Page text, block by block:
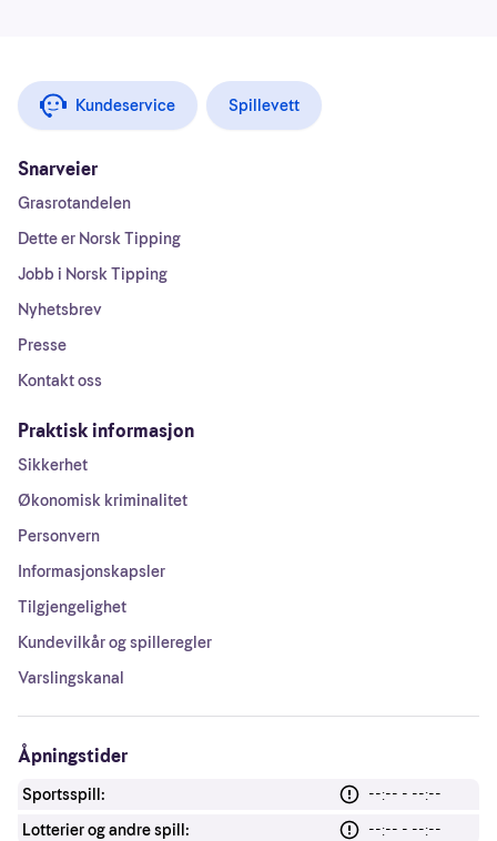
Kundeservice Spillevett
Snarveier
Grasrotandelen
Dette er Norsk Tipping
Jobb i Norsk Tipping
Nyhetsbrev
Presse
Kontakt oss
Praktisk informasjon
Sikkerhet
Økonomisk kriminalitet
Personvern
Informasjonskapsler
Tilgjengelighet
Kundevilkår og spilleregler
Varslingskanal
Åpningstider
Sportsspill:
--:-- - --:--
Lotterier og andre spill:
--:-- - --:--